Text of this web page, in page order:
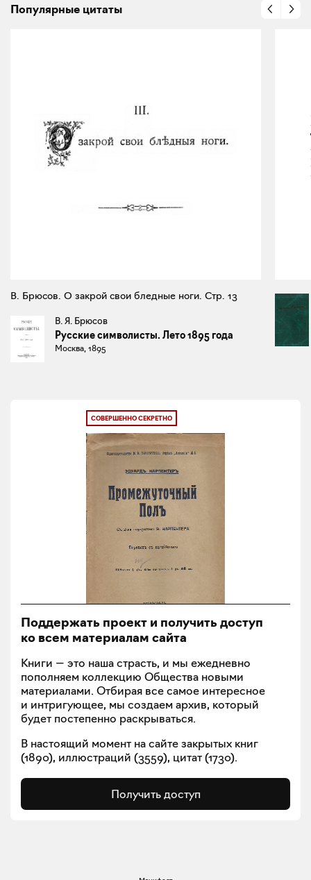
Популярные цитаты
В. Брюсов. О закрой свои бледные ноги. Стр. 13
В. Я. Брюсов
Русские символисты. Лето 1895 года
Москва, 1895
СОВЕРШЕННО СЕКРЕТНО
Поддержать проект и получить доступ
ко всем материалам сайта
Книги — это наша страсть, и мы ежедневно
пополняем коллекцию Общества новыми
материалами. Отбирая все самое интересное
и интригующее, мы создаем архив, который
будет постепенно раскрываться.
В настоящий момент на сайте закрытых книг
(1890), иллюстраций (3559), цитат (1730).
Получить доступ